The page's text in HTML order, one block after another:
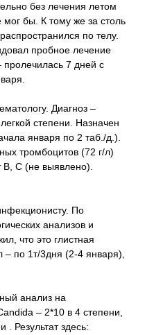
без лечения летом
мог бы. К тому же за столь
по телу.
пробное лечение
7 дней с
Диагноз –
степени. Назначен
января по 2 таб./д.).
тромбоцитов (72 г/л)
С (не выявлено).
По
анализов и
что это глистная
по 1т/3дня (2-4 января),
анализ на
– 2*10 в 4 степени,
. Результат здесь: